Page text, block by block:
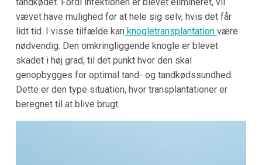
vævet have mulighed for at hele sig selv, hvis det får
lidt tid. I visse tilfælde kan knogletransplantation være
nødvendig. Den omkringliggende knogle er blevet
skadet i høj grad, til det punkt hvor den skal
genopbygges for optimal tand- og tandkødssundhed.
Dette er den type situation, hvor transplantationer er
beregnet til at blive brugt.